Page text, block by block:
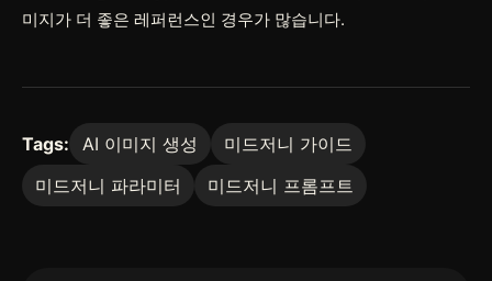
미지가 더 좋은 레퍼런스인 경우가 많습니다.
Tags: AI 이미지 생성
미드저니 가이드
미드저니 파라미터
미드저니 프롬프트